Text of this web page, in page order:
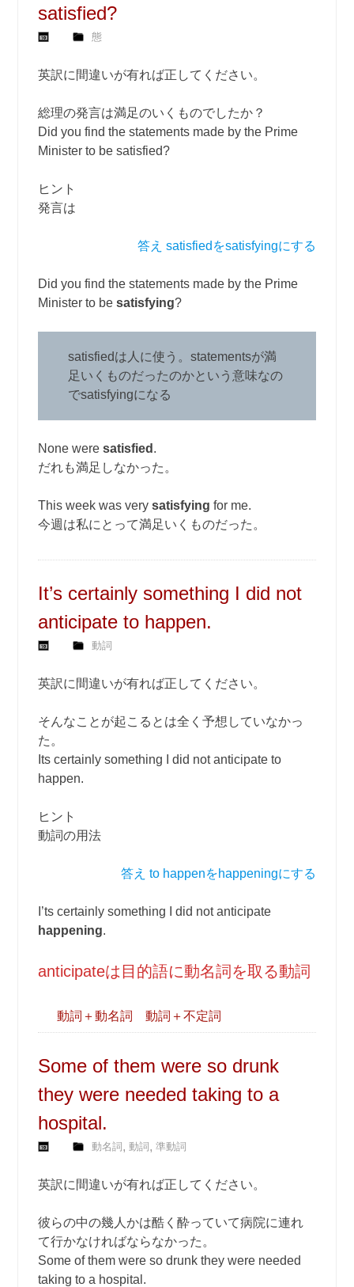
satisfied?
態
英訳に間違いが有れば正してください。
総理の発言は満足のいくものでしたか？
Did you find the statements made by the Prime
Minister to be satisfied?
ヒント
発言は
答え satisfiedをsatisfyingにする
Did you find the statements made by the Prime
Minister to besatisfying?
satisfiedは人に使う。statementsが満
足いくものだったのかという意味なの
でsatisfyingになる
None weresatisfied .
だれも満足しなかった。
This week was verysatisfying for me.
今週は私にとって満足いくものだった。
It’s certainly something I did not
anticipate to happen.
動詞
英訳に間違いが有れば正してください。
そんなことが起こるとは全く予想していなかっ
た。
Its certainly something I did not anticipate to
happen.
ヒント
動詞の用法
答え to happenをhappeningにする
I’ts certainly something I did not anticipate
happening.
anticipateは目的語に動名詞を取る動詞
動詞＋動名詞 動詞＋不定詞
Some of them were so drunk
they were needed taking to a
hospital.
動名詞 ,動詞 ,準動詞
英訳に間違いが有れば正してください。
彼らの中の幾人かは酷く酔っていて病院に連れ
て行かなければならなかった。
Some of them were so drunk they were needed
taking to a hospital.